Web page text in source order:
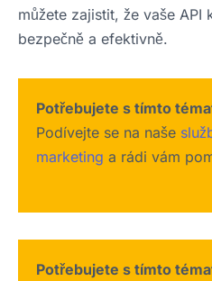
můžete zajistit, že vaše API
bezpečně a efektivně.
Potřebujete s tímto
Podívejte se na naše
marketing a rádi vám
Potřebujete s tímto